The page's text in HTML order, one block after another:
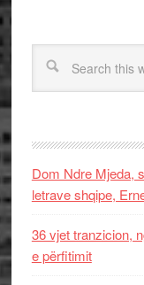
Dom Ndre Mjeda,
letrave shqipe,
36 vjet tranzicion,
e përfitimit